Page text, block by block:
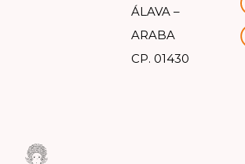
ÁLAVA –
ARABA
CP. 01430